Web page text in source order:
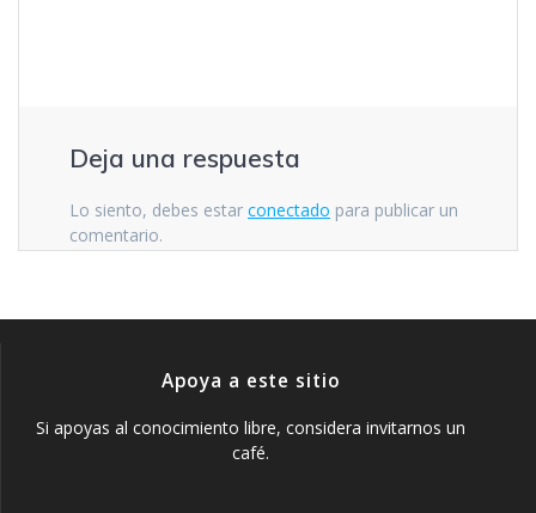
Deja una respuesta
Lo siento, debes estar conectado para publicar un
comentario.
Apoya a este sitio
Si apoyas al conocimiento libre, considera invitarnos un
café.